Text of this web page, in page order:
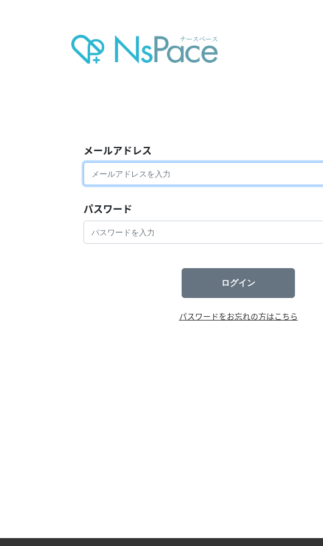
メールアドレス
パスワード
ログイン
パスワードをお忘れの方はこちら